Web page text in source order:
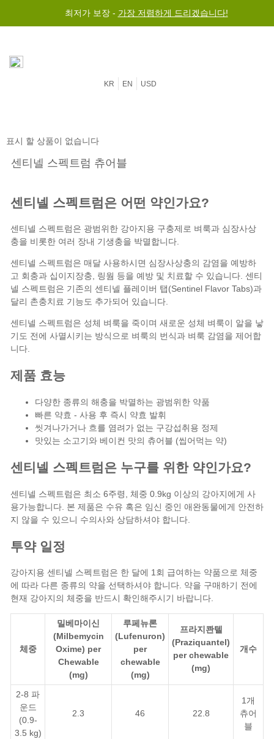
최저가 보장 - 가장 저렴하게 드리겠습니다!
KR EN USD
센티넬 스펙트럼은 어떤 약인가요?
센티넬 스펙트럼은 광범위한 강아지용 구충제로 벼룩과 심장사상
충을 비롯한 여러 장내 기생충을 박멸합니다.
센티넬 스펙트럼은 매달 사용하시면 심장사상충의 감염을 예방하
고 회충과 십이지장충, 링웜 등을 예방 및 치료할 수 있습니다. 센티
넬 스펙트럼은 기존의 센티넬 플레이버 탭(Sentinel Flavor Tabs)과
달리 촌충치료 기능도 추가되어 있습니다.
센티넬 스펙트럼은 성체 벼룩을 죽이며 새로운 성체 벼룩이 알을 낳
기도 전에 사멸시키는 방식으로 벼룩의 번식과 벼룩 감염을 제어합
니다.
제품 효능
다양한 종류의 해충을 박멸하는 광범위한 약품
빠른 약효 - 사용 후 즉시 약효 발휘
씻겨나가거나 흐를 염려가 없는 구강섭취용 정제
맛있는 소고기와 베이컨 맛의 츄어블 (씹어먹는 약)
센티넬 스펙트럼은 누구를 위한 약인가요?
센티넬 스펙트럼은 최소 6주령, 체중 0.9kg 이상의 강아지에게 사
용가능합니다. 본 제품은 수유 혹은 임신 중인 애완동물에게 안전하
지 않을 수 있으니 수의사와 상담하셔야 합니다.
투약 일정
강아지용 센티넬 스펙트럼은 한 달에 1회 급여하는 약품으로 체중
에 따라 다른 종류의 약을 선택하셔야 합니다. 약을 구매하기 전에
현재 강아지의 체중을 반드시 확인해주시기 바랍니다.
체중
밀베마이신
(Milbemycin
Oxime) per
Chewable
(mg)
루페뉴론
(Lufenuron)
per
chewable
(mg)
프라지콴텔
(Praziquantel)
per chewable
(mg)
개수
2-8 파
운드
(0.9-
3.5 kg)
2.3 46 22.8
1개
츄어
블
센티넬 스펙트럼 츄어블
표시 할 상품이 없습니다